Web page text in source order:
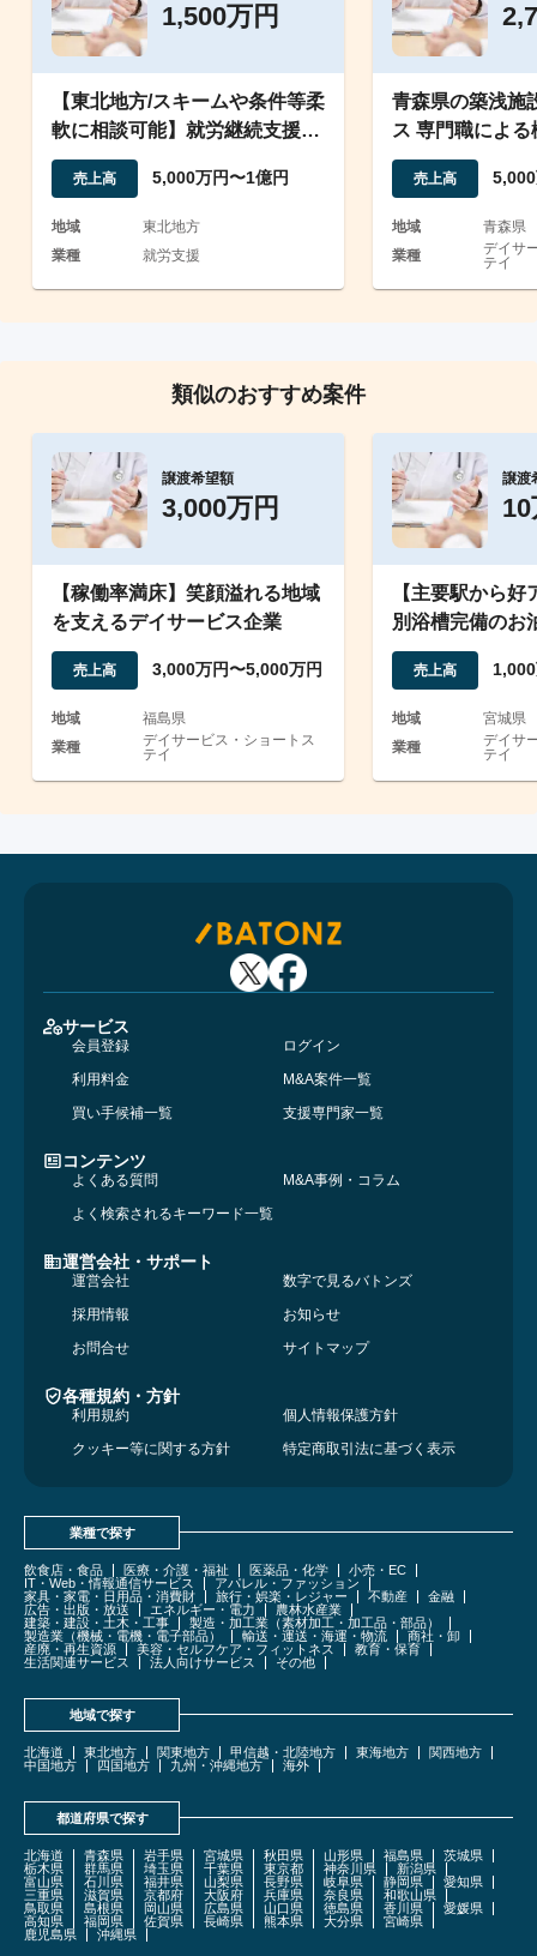
1,500万円
【東北地方/スキームや条件等柔
軟に相談可能】就労継続支援B
型事業所
売上高 5,000万円〜1億円
地域
東北地方
業種
就労支援
青森県の築浅施
ス 専門職によ
の会社
売上高
地域
青森県
業種
デイサ
テイ
類似のおすすめ案件
譲渡希望額
3,000万円
【稼働率満床】笑顔溢れる地域
を支えるデイサービス企業
売上高 3,000万円〜5,000万円
地域
福島県
業種
デイサービス・ショートス
テイ
譲渡
【主要駅から
別浴槽完備のお
ス/宮城県
売上高
地域
宮城県
業種
デイサ
テイ
サービス
会員登録
ログイン
利用料金
M&A案件一覧
買い手候補一覧
支援専門家一覧
コンテンツ
よくある質問
M&A事例・コラム
よく検索されるキーワード一覧
運営会社・サポート
運営会社
数字で見るバトンズ
採用情報
お知らせ
お問合せ
サイトマップ
各種規約・方針
利用規約
個人情報保護方針
クッキー等に関する方針
特定商取引法に基づく表示
業種で探す
飲食店・食品 医療・介護・福祉 医薬品・化学
小売・EC
IT・Web・情報通信サービス
アパレル・ファッション
家具・家電・日用品・消費財
旅行・娯楽・レジャー 不動産
金融
広告・出版・放送
エネルギー・電力
農林水産業
建築・建設・土木・工事
製造・加工業（素材加工・加工品・部品）
製造業（機械・電機・電子部品）
輸送・運送・海運・物流
商社・卸
産廃・再生資源
美容・セルフケア・フィットネス
教育・保育
生活関連サービス
法人向けサービス その他
地域で探す
北海道 東北地方 関東地方 甲信越・北陸地方 東海地方
関西地方
中国地方
四国地方 九州・沖縄地方 海外
都道府県で探す
北海道 青森県 岩手県 宮城県 秋田県 山形県 福島県
茨城県
栃木県
群馬県 埼玉県 千葉県 東京都 神奈川県
新潟県
富山県
石川県 福井県 山梨県 長野県 岐阜県 静岡県
愛知県
三重県
滋賀県 京都府 大阪府 兵庫県 奈良県
和歌山県
鳥取県
島根県 岡山県 広島県 山口県 徳島県 香川県
愛媛県
高知県
福岡県 佐賀県 長崎県 熊本県 大分県
宮崎県
鹿児島県
沖縄県